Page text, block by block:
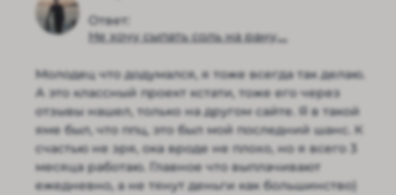
Ответ:
Не хочу сыпать соль на рану,...
Молодец что додумался, я тоже всегда так делаю.
А это классный проект кстати, тоже его через
отзывы нашел, только на другом сайте. Я в такой
яме был, что ппц, это был мой последний шанс. К
счастью не зря, ока вроде не плохо, но я всего 3
месяца работаю. Главное что выплачивают
ежедневно, а не тянут деньги как большинство)